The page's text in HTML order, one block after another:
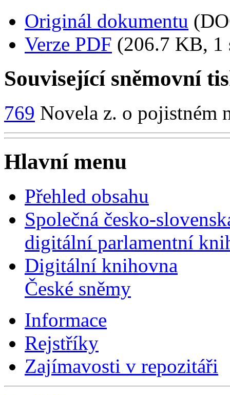
Originál dokumentu
Verze PDF (206.7 KB, 1
Související sněmovní
769 Novela z. o pojistném
Hlavní menu
Přehled obsahu
Společná česko-
digitální parlamentní
Digitální knihovna
České sněmy
Informace
Rejstříky
Zajímavosti v repozitáři